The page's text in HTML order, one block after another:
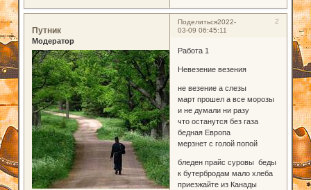
Поделиться 2
2022-
03-09 06:45:11
Путник
Модератор
Работа 1
Невезение везения
не везение а слезы
март прошел а все морозы
и не думали ни разу
что останутся без газа
бедная Европа
мерзнет с голой попой
бледен прайс суровы беды
к бутербродам мало хлеба
приезжайте из Канады